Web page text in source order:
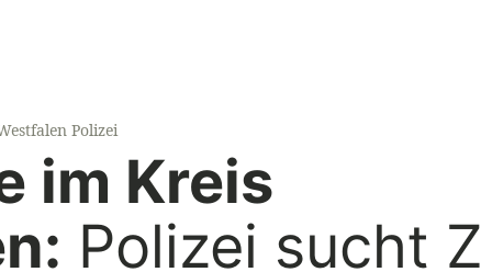
Polizei
im Kreis
Polizei sucht